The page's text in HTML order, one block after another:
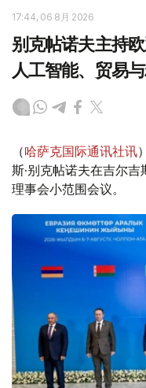
17:44, 06 8月 2026
别克帖诺夫主持
人工智能、贸易
（哈萨克国际通讯社讯
斯·别克帖诺夫在吉尔
理事会小范围会议。